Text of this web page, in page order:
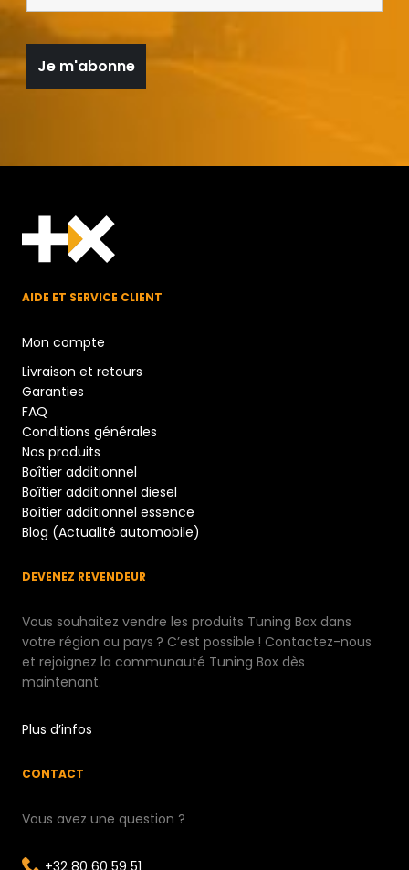
AIDE ET SERVICE CLIENT
Mon compte
Livraison et retours
Garanties
FAQ
Conditions générales
Nos produits
Boîtier additionnel
Boîtier additionnel diesel
Boîtier additionnel essence
Blog (Actualité automobile)
DEVENEZ REVENDEUR
Vous souhaitez vendre les produits Tuning Box dans
votre région ou pays ? C’est possible ! Contactez-nous
et rejoignez la communauté Tuning Box dès
maintenant.
Plus d’infos
CONTACT
Vous avez une question ?